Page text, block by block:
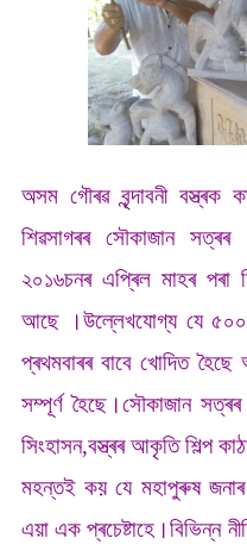
অসম গৌৰৱ বৃন্দাবনী বস্ত্ৰক
শিৱসাগৰৰ সৌকাজান সত্ৰৰ
২০১৬চনৰ এপ্ৰিল মাহৰ পৰা
আছে ।উল্লেখযোগ্য যে
প্ৰথমবাৰৰ বাবে খোদিত হৈছে
সম্পূৰ্ণ হৈছে।সৌকাজান
সিংহাসন,বস্ত্ৰৰ আকৃতি শিল্প
মহন্তই কয় যে মহাপুৰুষ
এয়া এক প্ৰচেষ্টাহে।বিভিন্ন